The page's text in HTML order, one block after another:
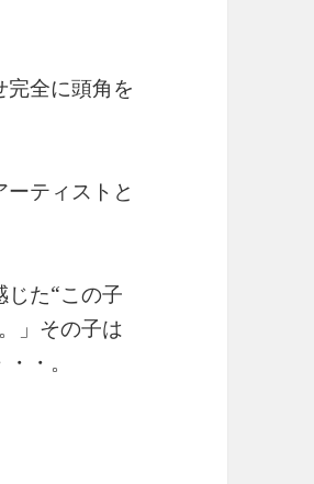
全に頭角を
ティストと
じた“この子
」その子は
・。